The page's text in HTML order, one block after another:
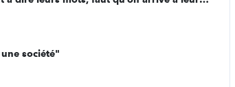
société"